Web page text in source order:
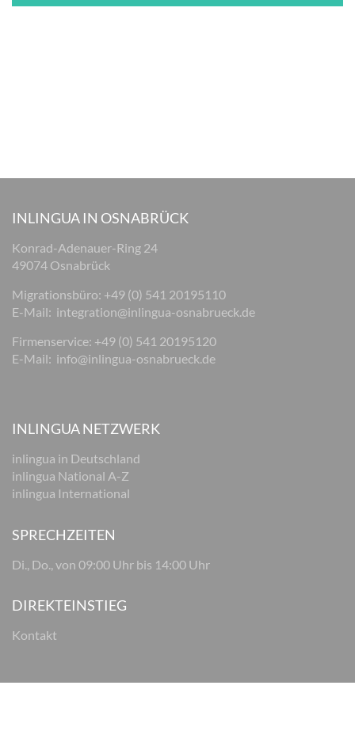
INLINGUA IN OSNABRÜCK
Konrad-Adenauer-Ring 24
49074 Osnabrück
Migrationsbüro: +49 (0) 541 20195110
E-Mail: integration@inlingua-osnabrueck.de
Firmenservice: +49 (0) 541 20195120
E-Mail: info@inlingua-osnabrueck.de
INLINGUA NETZWERK
inlingua in Deutschland
inlingua National A-Z
inlingua International
SPRECHZEITEN
Di., Do., von 09:00 Uhr bis 14:00 Uhr
DIREKTEINSTIEG
Kontakt